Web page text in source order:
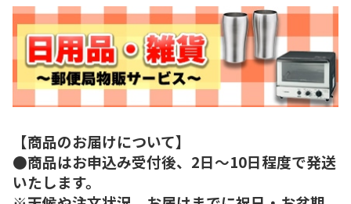
【商品のお届けについて】
●商品はお申込み受付後、2日～10日程度で発送
いたします。